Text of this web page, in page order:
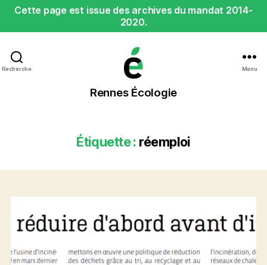
Cette page est issue des archives du mandat 2014-
2020.
Recherche
Rennes
Écologie
Rennes Écologie
Menu
Étiquette : réemploi